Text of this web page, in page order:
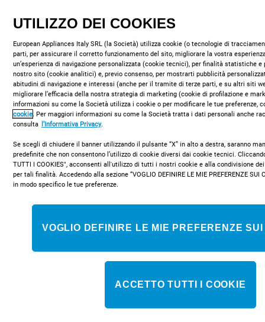
UTILIZZO DEI COOKIES
European Appliances Italy SRL (la Società) utilizza cookie (o tecnologie di
parti, per assicurare il corretto funzionamento del sito, migliorare la vostra
un’esperienza di navigazione personalizzata (cookie tecnici), per finalità statistiche e
nostro sito (cookie analitici) e, previo consenso, per mostrarti pubblicità
abitudini di navigazione e interessi (anche per il tramite di terze parti, e su altri siti
migliorare l’efficacia della nostra strategia di marketing (cookie di profilazione e
informazioni su come la Società utilizza i cookie o per modificare le tue preferenze,
cookie. Per maggiori informazioni su come la Società tratta i dati personali anche
consulta l’Informativa Privacy.
Se scegli di chiudere il banner utilizzando il pulsante “X” in alto a destra, saranno
predefinite che non consentono l’utilizzo di cookie diversi dai cookie tecnici.
TUTTI I COOKIES", acconsenti all'utilizzo di tutti i nostri cookie e alla condivisione
per tali finalità. Accedendo alla sezione “VOGLIO DEFINIRE LE MIE PREFERENZE SUI
in modo specifico le tue preferenze.
VOGLIO DEFINIRE LE MIE PREFERENZE
ACCETTO TUTTI I COOKIE